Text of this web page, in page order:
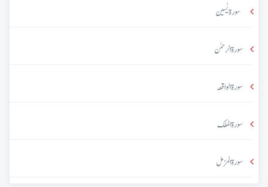
سورۃ یٰسین
سورۃ الرحمٰن
سورۃ الواقعہ
سورۃ الملک
سورۃ المزمل